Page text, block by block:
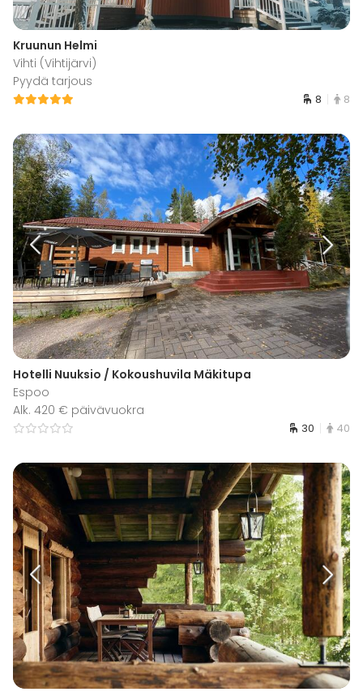
Kruunun Helmi
Vihti (Vihtijärvi)
Pyydä tarjous
8 8
Hotelli Nuuksio / Kokoushuvila Mäkitupa
Espoo
Alk. 420 € päivävuokra
30 40